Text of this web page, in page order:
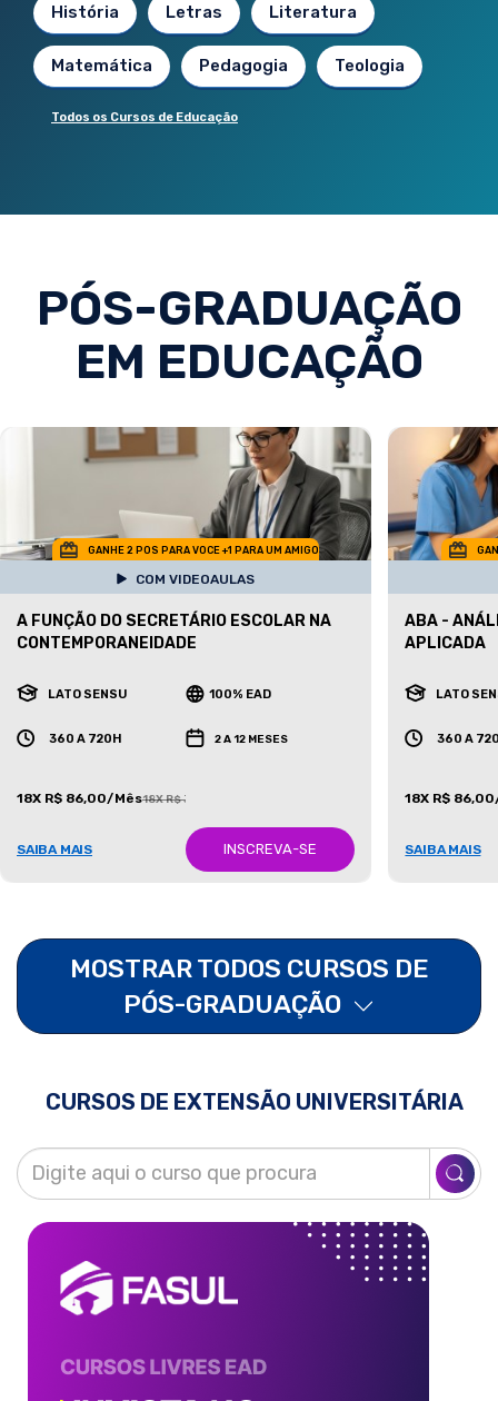
História Letras Literatura
Matemática Pedagogia Teologia
Todos os Cursos de Educação
PÓS-GRADUAÇÃO
EM EDUCAÇÃO
GANHE 2 POS PARA VOCE +1 PARA UM AMIGO
COM VIDEOAULAS
A FUNÇÃO DO SECRETÁRIO ESCOLAR NA
CONTEMPORANEIDADE
LATO SENSU 100% EAD
360 A 720H 2 A 12 MESES
18X R$ 86,00/Mês18X R$ 387,00/Mês
SAIBA MAIS INSCREVA-SE
ABA -
APLICADA
LATO
360 A
18X R$
SAIBA MAIS
MOSTRAR TODOS CURSOS DE
PÓS-GRADUAÇÃO
CURSOS DE EXTENSÃO UNIVERSITÁRIA